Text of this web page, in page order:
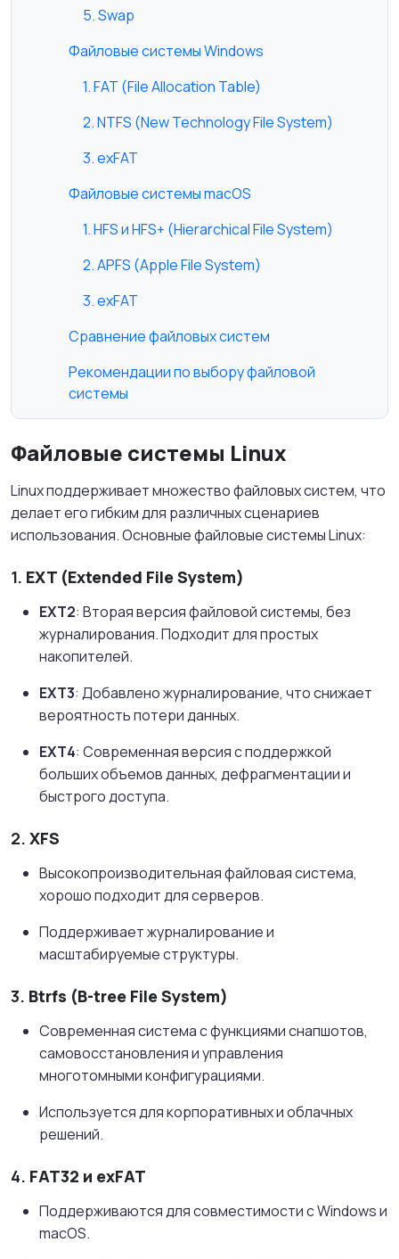
5. Swap
Файловые системы Windows
1. FAT (File Allocation Table)
2. NTFS (New Technology File System)
3. exFAT
Файловые системы macOS
1. HFS и HFS+ (Hierarchical File System)
2. APFS (Apple File System)
3. exFAT
Сравнение файловых систем
Рекомендации по выбору файловой
системы
Файловые системы Linux
Linux поддерживает множество файловых систем, что
делает его гибким для различных сценариев
использования. Основные файловые системы Linux:
1. EXT (Extended File System)
EXT2: Вторая версия файловой системы, без
журналирования. Подходит для простых
накопителей.
EXT3: Добавлено журналирование, что снижает
вероятность потери данных.
EXT4: Современная версия с поддержкой
больших объемов данных, дефрагментации и
быстрого доступа.
2. XFS
Высокопроизводительная файловая система,
хорошо подходит для серверов.
Поддерживает журналирование и
масштабируемые структуры.
3. Btrfs (B-tree File System)
Современная система с функциями снапшотов,
самовосстановления и управления
многотомными конфигурациями.
Используется для корпоративных и облачных
решений.
4. FAT32 и exFAT
Поддерживаются для совместимости с Windows и
macOS.